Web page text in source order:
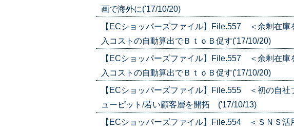
画で海外に('17/10/20)
【ECショッパーズファイル】File.557 ＜余剰在庫
入コストの自動算出でＢｔｏＢ促す('17/10/20)
【ECショッパーズファイル】File.557 ＜余剰在庫
入コストの自動算出でＢｔｏＢ促す('17/10/20)
【ECショッパーズファイル】File.555 ＜初の自社
ューピット/若い顧客層を開拓 ('17/10/13)
【ECショッパーズファイル】File.554 ＜ＳＮＳ活